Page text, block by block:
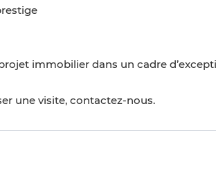
immobilier dans un cadre
une visite, contactez-nous.